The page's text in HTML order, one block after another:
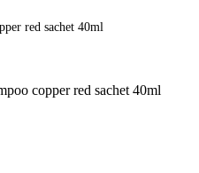
red sachet 40ml